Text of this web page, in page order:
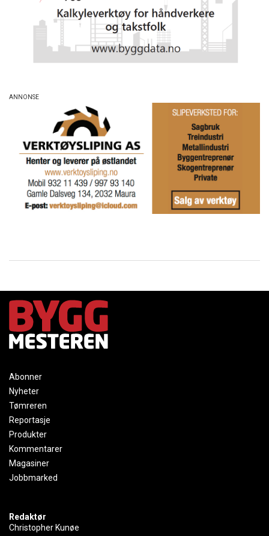
Abonner
Nyheter
Tømreren
Reportasje
Produkter
Kommentarer
Magasiner
Jobbmarked
Redaktør
Christopher Kunøe